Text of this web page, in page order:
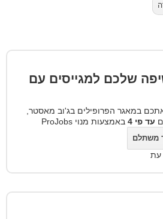
שלכם למגייסים עם
במאגר הפרופילים בג'וב מאסטר,
עד פי 4 באמצעות מנוי ProJobs
עת